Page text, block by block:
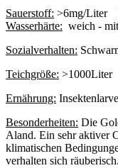
Sauerstoff: >6mg/Liter
Wasserhärte: weich -
Sozialverhalten:
Teichgröße: >1000Liter
Ernährung:
Besonderheiten: Die
Aland. Ein sehr aktiver
klimatischen
verhalten sich räuberisch.